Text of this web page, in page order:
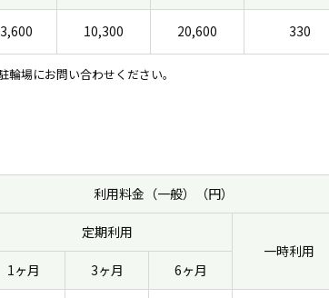
3,600 10,300 20,600 330
場にお問い合わせください。
利用料金（一般）（円）
定期利用
一時利用
1ヶ月
3ヶ月 6ヶ月